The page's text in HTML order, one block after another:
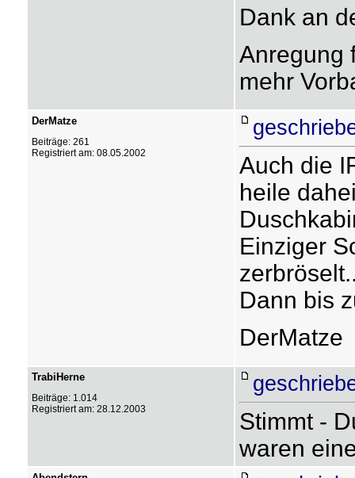
Dank an
Anregung
mehr
DerMatze
Beiträge: 261
Registriert am: 08.05.2002
Auch die
heile
Einziger
Dann bis
DerMatze
TrabiHerne
Beiträge: 1.014
Registriert am: 28.12.2003
Stimmt -
waren